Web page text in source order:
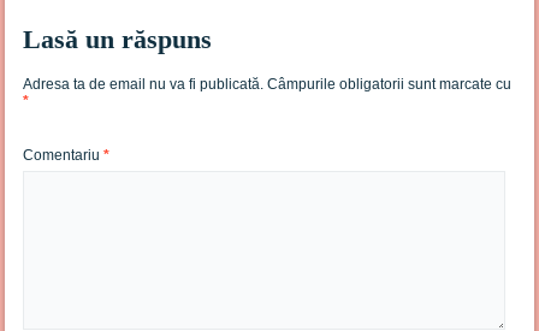
Lasă un răspuns
Adresa ta de email nu va fi publicată. Câmpurile obligatorii sunt marcate cu
*
Comentariu*